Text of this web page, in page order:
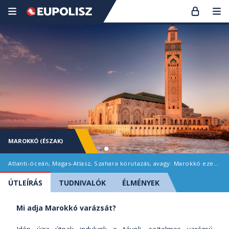
MAROKKÓ (ÉSZAK)
Atlanti-óceán, Magas-Atlasz, Szahara körutazás, avagy: Marokkó ezer arca
ÚTLEÍRÁS TUDNIVALÓK ÉLMÉNYEK
Mi adja Marokkó varázsát?